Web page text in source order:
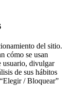
del sitio.
cómo se usan
usuario, divulgar
de sus hábitos
/ Bloquear”